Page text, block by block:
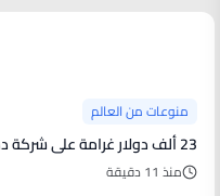
منوعات من العالم
23 ألف دولار غرامة على شركة دمرّت مستعمرة خفافيش
منذ 11 دقيقة